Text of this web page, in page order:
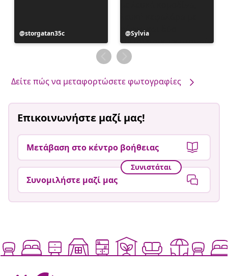
Η
ανάρτηση
storgatan35c
Η
ανάρτηση
δημοσιεύθηκε
από
Sylvia
Δείτε πώς να μεταφορτώσετε φωτογραφίες
Επικοινωνήστε μαζί μας!
Μετάβαση στο κέντρο βοήθειας
Συνιστάται
Συνομιλήστε μαζί μας